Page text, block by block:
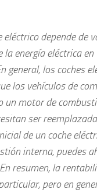
depende de
la energía eléctrica
general, los coches
los vehículos de
un motor de
ser
de un coche
interna, puedes
resumen, la
pero en